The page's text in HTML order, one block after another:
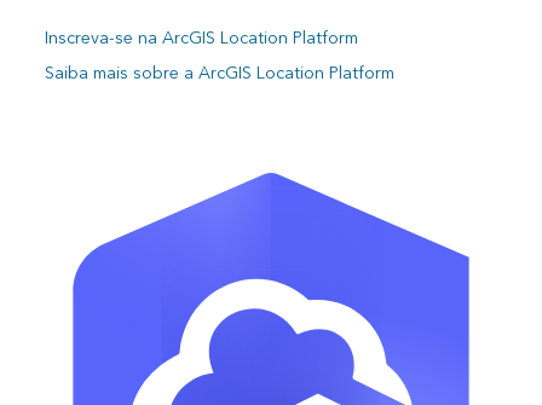
Inscreva-se na ArcGIS Location Platform